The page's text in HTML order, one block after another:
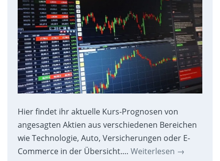
Hier findet ihr aktuelle Kurs-Prognosen von
angesagten Aktien aus verschiedenen Bereichen
wie Technologie, Auto, Versicherungen oder E-
Commerce in der Übersicht.… Weiterlesen →